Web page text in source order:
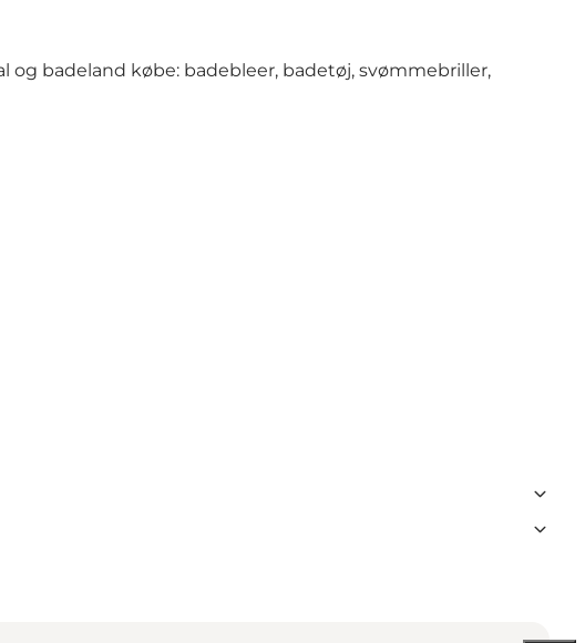
badeland købe: badebleer, badetøj, svømmebriller,